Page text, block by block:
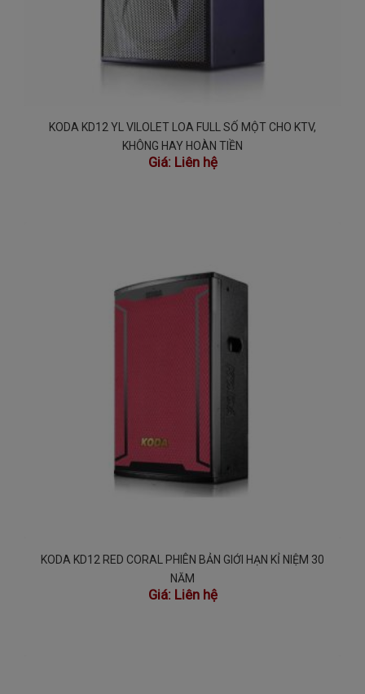
KODA KD12 YL VILOLET LOA FULL SỐ MỘT CHO KTV,
KHÔNG HAY HOÀN TIỀN
Giá: Liên hệ
KODA KD12 RED CORAL PHIÊN BẢN GIỚI HẠN KỈ NIỆM 30
NĂM
Giá: Liên hệ